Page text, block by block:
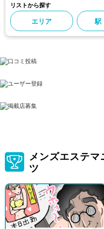
リストから探す
エリア 駅
メンズエステ
ツ